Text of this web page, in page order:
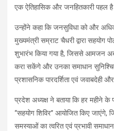
एक ऐतिहासिक और जनहितकारी पहल
उन्होंने कहा कि जनसुविधा को और
मुख्यमंत्री सम्राट चैधरी द्वारा सहयोग
शुभारंभ किया गया है, जिससे आमजन
करा सकेंगे और उनका समाधान
प्रशासनिक पारदर्शिता एवं जवाबदेही
प्रदेश अध्यक्ष ने बताया कि हर महीने
‘‘सहयोग शिविर’’ आयोजित किए
समस्याओं का त्वरित एवं प्रभावी